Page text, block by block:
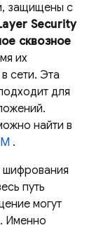
защищены с
Security
сквозное
их
сети. Эта
для
найти в
.
шифрования
путь
могут
Именно